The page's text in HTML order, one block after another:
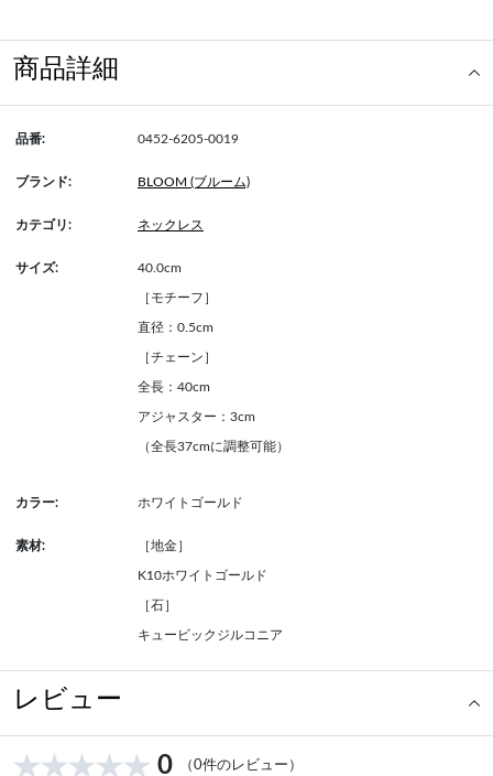
商品詳細
品番: 0452-6205-0019
ブランド: BLOOM (ブルーム)
カテゴリ: ネックレス
サイズ: 40.0cm
［モチーフ］
直径：0.5cm
［チェーン］
全長：40cm
アジャスター：3cm
（全長37cmに調整可能）
カラー: ホワイトゴールド
素材: ［地金］
K10ホワイトゴールド
［石］
キュービックジルコニア
レビュー
0 （0件のレビュー）